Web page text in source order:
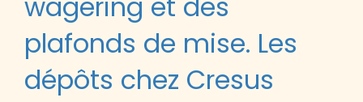
plafonds de mise. Les
dépôts chez Cresus